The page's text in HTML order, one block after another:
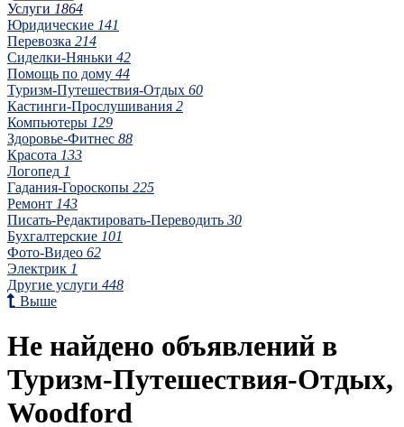
Услуги 1864
Юридические 141
Перевозка 214
Сиделки-Няньки 42
Помощь по дому 44
Туризм-Путешествия-Отдых 60
Кастинги-Прослушивания 2
Компьютеры 129
Здоровье-Фитнес 88
Красота 133
Логопед 1
Гадания-Гороскопы 225
Ремонт 143
Писать-Редактировать-Переводить 30
Бухгалтерские 101
Фото-Видео 62
Электрик 1
Другие услуги 448
Выше
Не найдено объявлений в
Туризм-Путешествия-Отдых,
Woodford